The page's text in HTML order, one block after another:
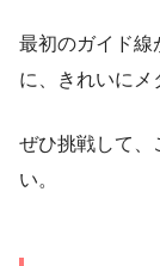
最初のガイド線
に、きれいにメ
ぜひ挑戦して、
い。